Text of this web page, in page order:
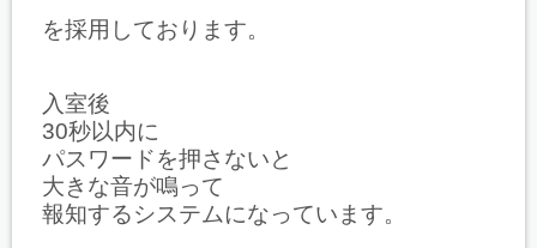
を採用しております。
入室後
30秒以内に
パスワードを押さないと
大きな音が鳴って
報知するシステムになっています。